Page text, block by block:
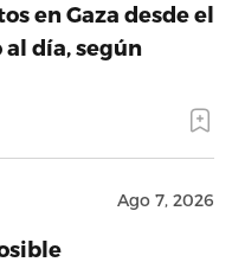
en Gaza desde el
día, según
Ago 7, 2026